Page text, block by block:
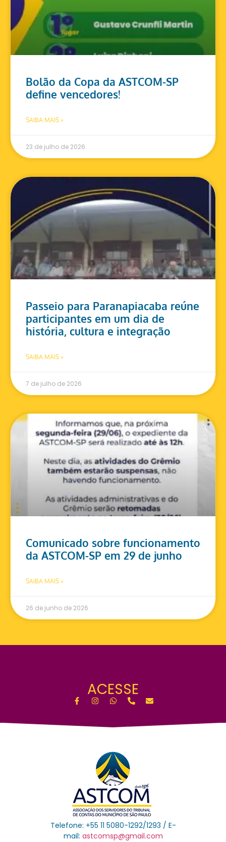
Bolão da Copa da ASTCOM-SP
define vencedores!
SAIBA MAIS »
23 de julho de 2026
Passeio para Paranapiacaba reúne
participantes em um dia de
história, cultura e integração
SAIBA MAIS »
7 de julho de 2026
Comunicado sobre funcionamento
da ASTCOM-SP em 29 de junho
SAIBA MAIS »
26 de junho de 2026
ACESSE
Telefone: +55 11 5080-1292/1293 / E-
mail: astcomsp@gmail.com